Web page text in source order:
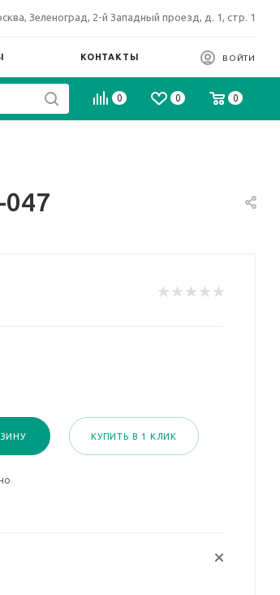
Зеленоград, 2-й Западный проезд, д. 1, стр. 1
КОНТАКТЫ ВОЙТИ
0 0 0
КУПИТЬ В 1 КЛИК